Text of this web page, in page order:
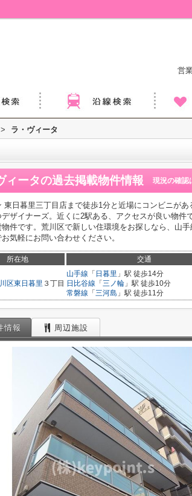
営
> ラ・ヴィータ
ィータの過去掲載物件情報 現況の確認
東日暮里三丁目店まで徒歩1分と近場にコンビニが
ザイナーズ。近くに2駅ある、アクセスが良い物
件です。荒川区で新しい住環境をお探しなら、山
気軽にお問い合わせください。
所在地 交通
区東日暮里 ３丁目
山手線 「 日暮里 」駅 徒歩14分
日比谷線 「 三ノ輪 」駅 徒歩10分
常磐線 「 三河島 」駅 徒歩11分
情報 周辺施設